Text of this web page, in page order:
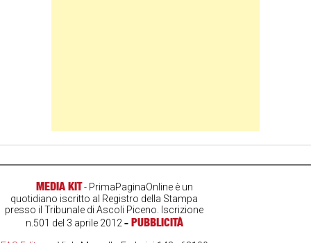
MEDIA KIT- PrimaPaginaOnline è un
quotidiano iscritto al Registro della Stampa
presso il Tribunale di Ascoli Piceno. Iscrizione
n.501 del 3 aprile 2012- PUBBLICITÀ